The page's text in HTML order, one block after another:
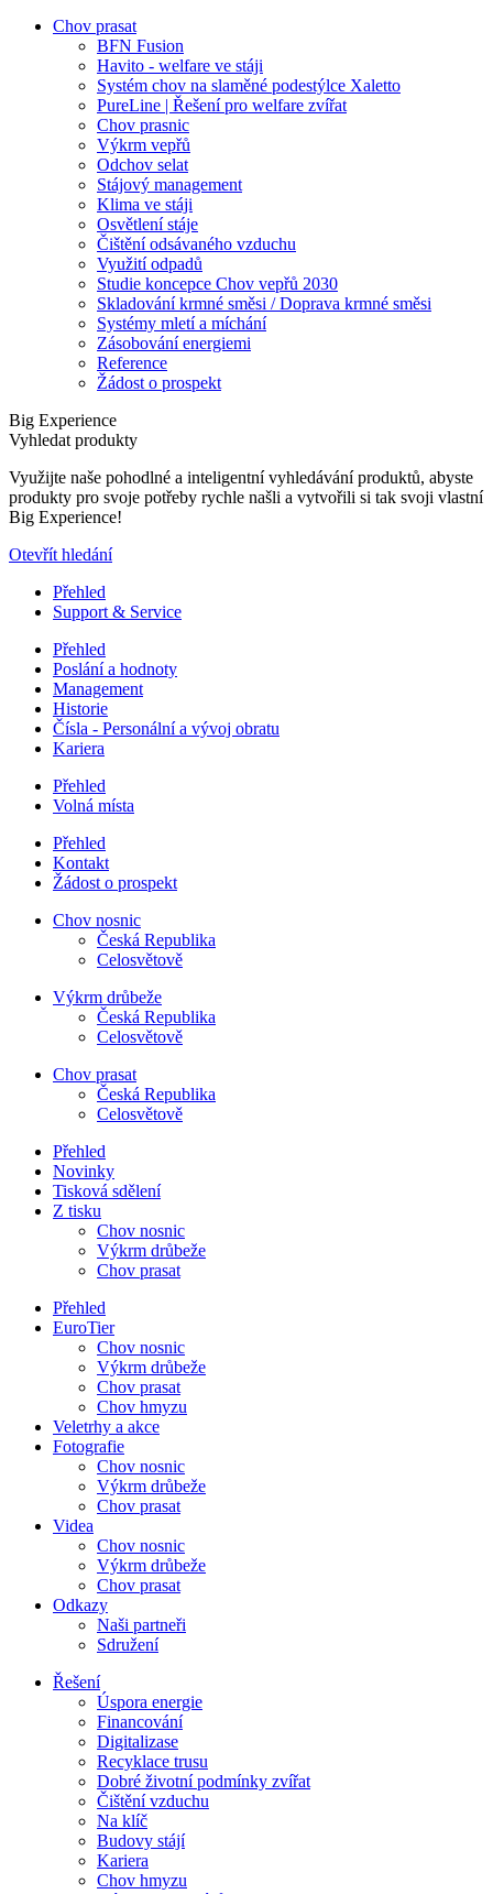
Chov prasat
BFN Fusion
Havito - welfare ve stáji
Systém chov na slaměné podestýlce Xaletto
PureLine | Řešení pro welfare zvířat
Chov prasnic
Výkrm vepřů
Odchov selat
Stájový management
Klima ve stáji
Osvětlení stáje
Čištění odsávaného vzduchu
Využití odpadů
Studie koncepce Chov vepřů 2030
Skladování krmné směsi / Doprava krmné směsi
Systémy mletí a míchání
Zásobování energiemi
Reference
Žádost o prospekt
Big Experience
Vyhledat produkty
Využijte naše pohodlné a inteligentní vyhledávání produktů, abyste
produkty pro svoje potřeby rychle našli a vytvořili si tak svoji vlastní
Big Experience!
Otevřít hledání
Přehled
Support & Service
Přehled
Poslání a hodnoty
Management
Historie
Čísla - Personální a vývoj obratu
Kariera
Přehled
Volná místa
Přehled
Kontakt
Žádost o prospekt
Chov nosnic
Česká Republika
Celosvětově
Výkrm drůbeže
Česká Republika
Celosvětově
Chov prasat
Česká Republika
Celosvětově
Přehled
Novinky
Tisková sdělení
Z tisku
Chov nosnic
Výkrm drůbeže
Chov prasat
Přehled
EuroTier
Chov nosnic
Výkrm drůbeže
Chov prasat
Chov hmyzu
Veletrhy a akce
Fotografie
Chov nosnic
Výkrm drůbeže
Chov prasat
Videa
Chov nosnic
Výkrm drůbeže
Chov prasat
Odkazy
Naši partneři
Sdružení
Řešení
Úspora energie
Financování
Digitalizase
Recyklace trusu
Dobré životní podmínky zvířat
Čištění vzduchu
Na klíč
Budovy stájí
Kariera
Chov hmyzu